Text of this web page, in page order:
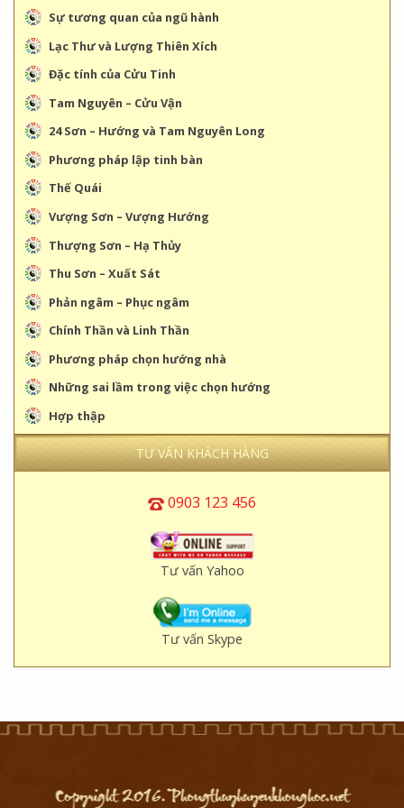
Sự tương quan của ngũ hành
Lạc Thư và Lượng Thiên Xích
Đặc tính của Cửu Tinh
Tam Nguyên – Cửu Vận
24 Sơn – Hướng và Tam Nguyên Long
Phương pháp lập tinh bàn
Thế Quái
Vượng Sơn – Vượng Hướng
Thượng Sơn – Hạ Thủy
Thu Sơn – Xuất Sát
Phản ngâm – Phục ngâm
Chính Thần và Linh Thần
Phương pháp chọn hướng nhà
Những sai lầm trong việc chọn hướng
Hợp thập
TƯ VẤN KHÁCH HÀNG
0903 123 456
Tư vấn Yahoo
Tư vấn Skype